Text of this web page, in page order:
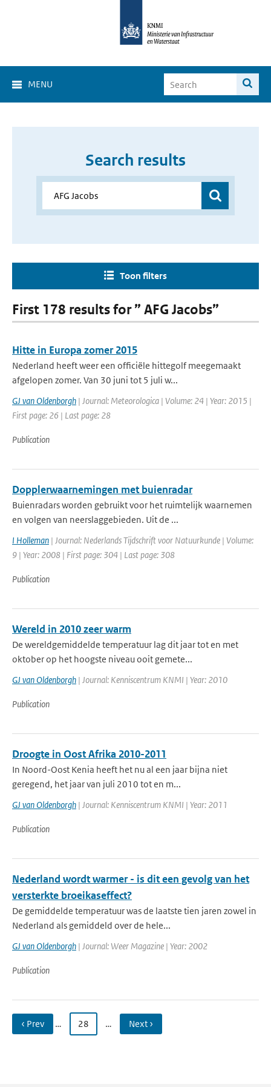
MENU
Search results
Toon filters
First 178 results for ” AFG Jacobs”
Hitte in Europa zomer 2015
Nederland heeft weer een officiële hittegolf meegemaakt
afgelopen zomer. Van 30 juni tot 5 juli w...
GJ van Oldenborgh | Journal: Meteorologica | Volume: 24 | Year: 2015 |
First page: 26 | Last page: 28
Publication
Dopplerwaarnemingen met buienradar
Buienradars worden gebruikt voor het ruimtelijk waarnemen
en volgen van neerslaggebieden. Uit de ...
I Holleman | Journal: Nederlands Tijdschrift voor Natuurkunde | Volume:
9 | Year: 2008 | First page: 304 | Last page: 308
Publication
Wereld in 2010 zeer warm
De wereldgemiddelde temperatuur lag dit jaar tot en met
oktober op het hoogste niveau ooit gemete...
GJ van Oldenborgh | Journal: Kenniscentrum KNMI | Year: 2010
Publication
Droogte in Oost Afrika 2010-2011
In Noord-Oost Kenia heeft het nu al een jaar bijna niet
geregend, het jaar van juli 2010 tot en m...
GJ van Oldenborgh | Journal: Kenniscentrum KNMI | Year: 2011
Publication
Nederland wordt warmer - is dit een gevolg van het
versterkte broeikaseffect?
De gemiddelde temperatuur was de laatste tien jaren zowel in
Nederland als gemiddeld over de hele...
GJ van Oldenborgh | Journal: Weer Magazine | Year: 2002
Publication
‹ Prev … 28 … Next ›